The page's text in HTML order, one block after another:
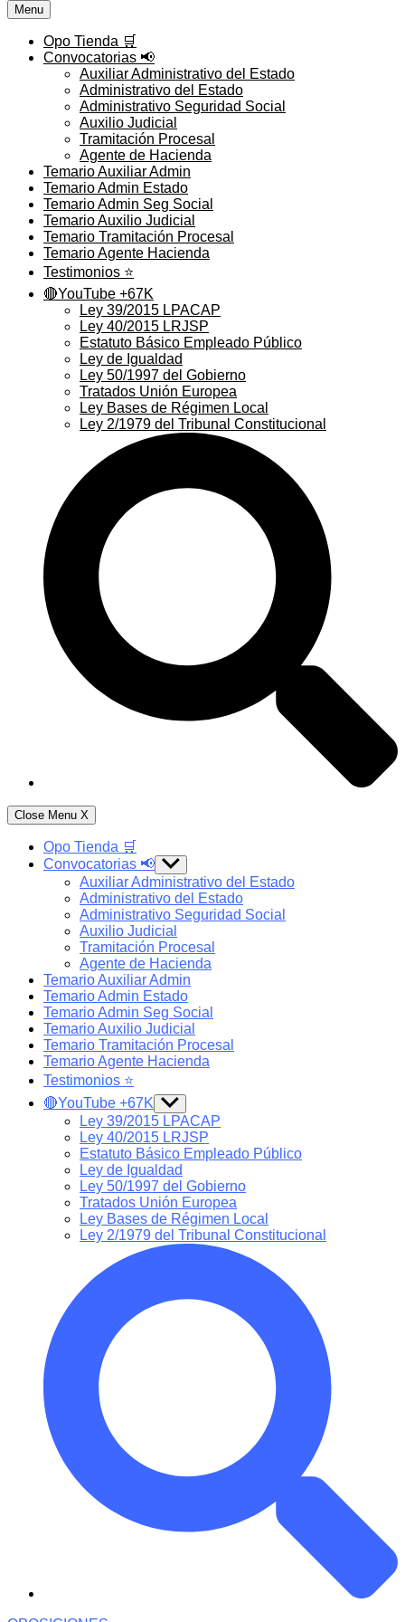
Menu
Opo Tienda 🛒
Convocatorias 📢
Auxiliar Administrativo del Estado
Administrativo del Estado
Administrativo Seguridad Social
Auxilio Judicial
Tramitación Procesal
Agente de Hacienda
Temario Auxiliar Admin
Temario Admin Estado
Temario Admin Seg Social
Temario Auxilio Judicial
Temario Tramitación Procesal
Temario Agente Hacienda
Testimonios ⭐️
🔴YouTube +67K
Ley 39/2015 LPACAP
Ley 40/2015 LRJSP
Estatuto Básico Empleado Público
Ley de Igualdad
Ley 50/1997 del Gobierno
Tratados Unión Europea
Ley Bases de Régimen Local
Ley 2/1979 del Tribunal Constitucional
Close Menu X
Opo Tienda 🛒
Convocatorias 📢 Show
sub
menu
Auxiliar Administrativo del Estado
Administrativo del Estado
Administrativo Seguridad Social
Auxilio Judicial
Tramitación Procesal
Agente de Hacienda
Temario Auxiliar Admin
Temario Admin Estado
Temario Admin Seg Social
Temario Auxilio Judicial
Temario Tramitación Procesal
Temario Agente Hacienda
Testimonios ⭐️
🔴YouTube +67K Show
sub
menu
Ley 39/2015 LPACAP
Ley 40/2015 LRJSP
Estatuto Básico Empleado Público
Ley de Igualdad
Ley 50/1997 del Gobierno
Tratados Unión Europea
Ley Bases de Régimen Local
Ley 2/1979 del Tribunal Constitucional